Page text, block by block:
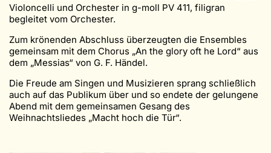
Violoncelli und Orchester in g-moll PV 411, filigran
begleitet vom Orchester.
Zum krönenden Abschluss überzeugten die Ensembles
gemeinsam mit dem Chorus „An the glory oft he Lord“ aus
dem „Messias“ von G. F. Händel.
Die Freude am Singen und Musizieren sprang schließlich
auch auf das Publikum über und so endete der gelungene
Abend mit dem gemeinsamen Gesang des
Weihnachtsliedes „Macht hoch die Tür“.